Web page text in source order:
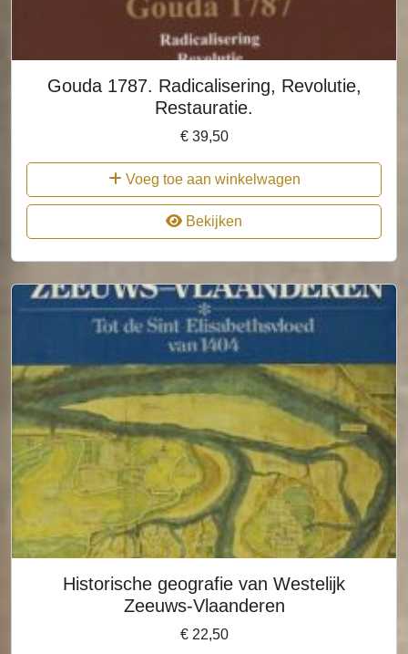
Gouda 1787. Radicalisering, Revolutie,
Restauratie.
€39,50
Voeg toe aan winkelwagen
Bekijken
Historische geografie van Westelijk
Zeeuws-Vlaanderen
€22,50